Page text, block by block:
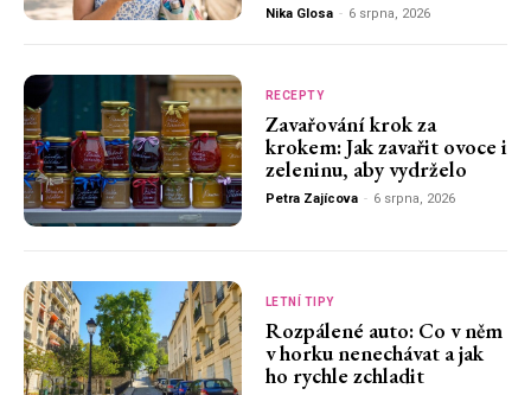
Nika Glosa - 6 srpna, 2026
RECEPTY
Zavařování krok za
krokem: Jak zavařit ovoce i
zeleninu, aby vydrželo
Petra Zajícova - 6 srpna, 2026
LETNÍ TIPY
Rozpálené auto: Co v něm
v horku nenechávat a jak
ho rychle zchladit